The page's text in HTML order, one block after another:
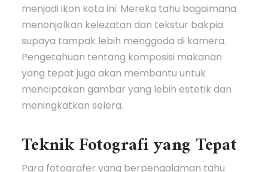
menjadi ikon kota ini. Mereka tahu bagaimana
menonjolkan kelezatan dan tekstur bakpia
supaya tampak lebih menggoda di kamera.
Pengetahuan tentang komposisi makanan
yang tepat juga akan membantu untuk
menciptakan gambar yang lebih estetik dan
meningkatkan selera.
Teknik Fotografi yang Tepat
Para fotografer yang berpengalaman tahu